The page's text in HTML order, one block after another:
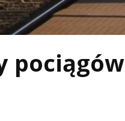
pociągów